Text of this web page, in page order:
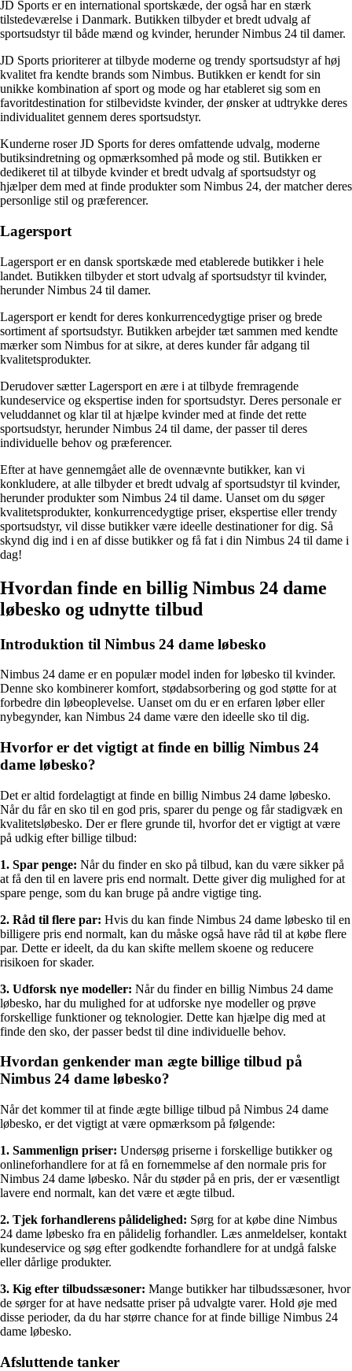
JD Sports er en international sportskæde, der også har en stærk
tilstedeværelse i Danmark. Butikken tilbyder et bredt udvalg af
sportsudstyr til både mænd og kvinder, herunder Nimbus 24 til damer.
JD Sports prioriterer at tilbyde moderne og trendy sportsudstyr af høj
kvalitet fra kendte brands som Nimbus. Butikken er kendt for sin
unikke kombination af sport og mode og har etableret sig som en
favoritdestination for stilbevidste kvinder, der ønsker at udtrykke deres
individualitet gennem deres sportsudstyr.
Kunderne roser JD Sports for deres omfattende udvalg, moderne
butiksindretning og opmærksomhed på mode og stil. Butikken er
dedikeret til at tilbyde kvinder et bredt udvalg af sportsudstyr og
hjælper dem med at finde produkter som Nimbus 24, der matcher deres
personlige stil og præferencer.
Lagersport
Lagersport er en dansk sportskæde med etablerede butikker i hele
landet. Butikken tilbyder et stort udvalg af sportsudstyr til kvinder,
herunder Nimbus 24 til damer.
Lagersport er kendt for deres konkurrencedygtige priser og brede
sortiment af sportsudstyr. Butikken arbejder tæt sammen med kendte
mærker som Nimbus for at sikre, at deres kunder får adgang til
kvalitetsprodukter.
Derudover sætter Lagersport en ære i at tilbyde fremragende
kundeservice og ekspertise inden for sportsudstyr. Deres personale er
veluddannet og klar til at hjælpe kvinder med at finde det rette
sportsudstyr, herunder Nimbus 24 til dame, der passer til deres
individuelle behov og præferencer.
Efter at have gennemgået alle de ovennævnte butikker, kan vi
konkludere, at alle tilbyder et bredt udvalg af sportsudstyr til kvinder,
herunder produkter som Nimbus 24 til dame. Uanset om du søger
kvalitetsprodukter, konkurrencedygtige priser, ekspertise eller trendy
sportsudstyr, vil disse butikker være ideelle destinationer for dig. Så
skynd dig ind i en af ​​disse butikker og få fat i din Nimbus 24 til dame i
dag!
Hvordan finde en billig Nimbus 24 dame
løbesko og udnytte tilbud
Introduktion til Nimbus 24 dame løbesko
Nimbus 24 dame er en populær model inden for løbesko til kvinder.
Denne sko kombinerer komfort, stødabsorbering og god støtte for at
forbedre din løbeoplevelse. Uanset om du er en erfaren løber eller
nybegynder, kan Nimbus 24 dame være den ideelle sko til dig.
Hvorfor er det vigtigt at finde en billig Nimbus 24
dame løbesko?
Det er altid fordelagtigt at finde en billig Nimbus 24 dame løbesko.
Når du får en sko til en god pris, sparer du penge og får stadigvæk en
kvalitetsløbesko. Der er flere grunde til, hvorfor det er vigtigt at være
på udkig efter billige tilbud:
1. Spar penge: Når du finder en sko på tilbud, kan du være sikker på
at få den til en lavere pris end normalt. Dette giver dig mulighed for at
spare penge, som du kan bruge på andre vigtige ting.
2. Råd til flere par: Hvis du kan finde Nimbus 24 dame løbesko til en
billigere pris end normalt, kan du måske også have råd til at købe flere
par. Dette er ideelt, da du kan skifte mellem skoene og reducere
risikoen for skader.
3. Udforsk nye modeller: Når du finder en billig Nimbus 24 dame
løbesko, har du mulighed for at udforske nye modeller og prøve
forskellige funktioner og teknologier. Dette kan hjælpe dig med at
finde den sko, der passer bedst til dine individuelle behov.
Hvordan genkender man ægte billige tilbud på
Nimbus 24 dame løbesko?
Når det kommer til at finde ægte billige tilbud på Nimbus 24 dame
løbesko, er det vigtigt at være opmærksom på følgende:
1. Sammenlign priser: Undersøg priserne i forskellige butikker og
onlineforhandlere for at få en fornemmelse af den normale pris for
Nimbus 24 dame løbesko. Når du støder på en pris, der er væsentligt
lavere end normalt, kan det være et ægte tilbud.
2. Tjek forhandlerens pålidelighed: Sørg for at købe dine Nimbus
24 dame løbesko fra en pålidelig forhandler. Læs anmeldelser, kontakt
kundeservice og søg efter godkendte forhandlere for at undgå falske
eller dårlige produkter.
3. Kig efter tilbudssæsoner: Mange butikker har tilbudssæsoner, hvor
de sørger for at have nedsatte priser på udvalgte varer. Hold øje med
disse perioder, da du har større chance for at finde billige Nimbus 24
dame løbesko.
Afsluttende tanker